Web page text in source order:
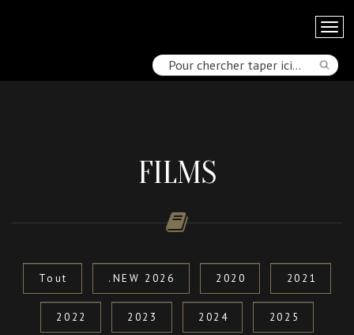
FILMS
Tout .NEW 2026 2020 2021
2022 2023 2024 2025